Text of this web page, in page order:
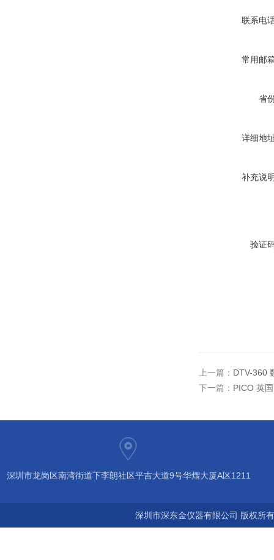
联系电
常用邮
省
详细地
补充说
验证
上一篇： DTV-360
下一篇： PICO 英
深圳市龙岗区南湾街道下李朗社区平吉大道9号华熠大厦A区1211
深圳市深东金仪器有限公司 版权所